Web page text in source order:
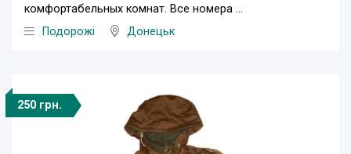
комфортабельных комнат. Все номера ...
Подорожі
Донецьк
250 грн.